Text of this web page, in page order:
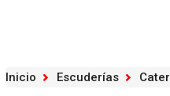
Inicio Escuderías